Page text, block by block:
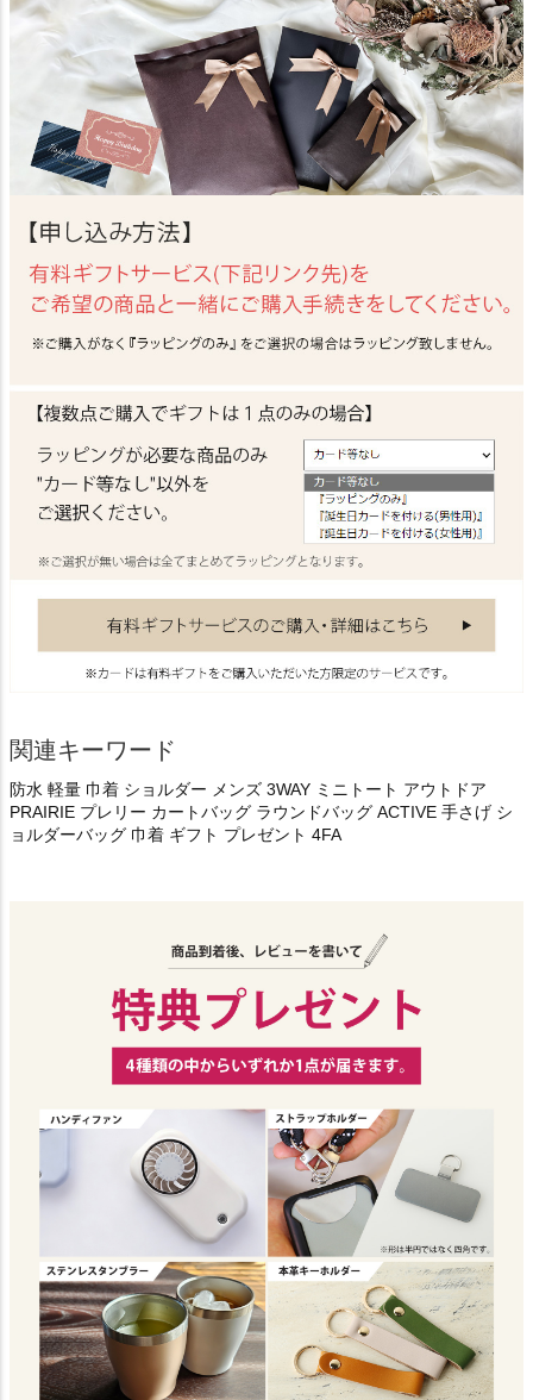
関連キーワード
防水 軽量 巾着 ショルダー メンズ 3WAY ミニトート アウトドア
PRAIRIE プレリー カートバッグ ラウンドバッグ ACTIVE 手さげ シ
ョルダーバッグ 巾着 ギフト プレゼント 4FA